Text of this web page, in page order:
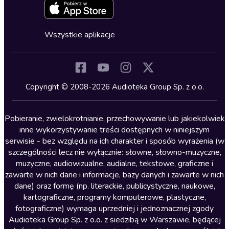
Kryminały
Lektury szkolne
Literatura anglojęzyczna
Literatura faktu
Literatura obyczajowa
Literatura piękna obca
Literatura piękna polska
Nagrania relaksacyjne
Nauka języków
Zapowiedzi
Cykle audiobooków
Wszystkie aplikacje
Copyright © 2008-2026 Audioteka Group Sp. z o.o.
Pobieranie, zwielokrotnianie, przechowywanie lub jakiekolwiek
inne wykorzystywanie treści dostępnych w niniejszym
serwisie - bez względu na ich charakter i sposób wyrażenia (w
szczególności lecz nie wyłącznie: słowne, słowno-muzyczne,
muzyczne, audiowizualne, audialne, tekstowe, graficzne i
zawarte w nich dane i informacje, bazy danych i zawarte w nich
dane) oraz formę (np. literackie, publicystyczne, naukowe,
kartograficzne, programy komputerowe, plastyczne,
fotograficzne) wymaga uprzedniej i jednoznacznej zgody
Audioteka Group Sp. z o.o. z siedzibą w Warszawie, będącej